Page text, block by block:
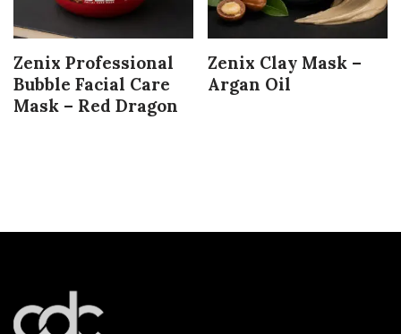
Zenix Professional
Bubble Facial Care
Mask – Red Dragon
Zenix Clay Mask –
Argan Oil